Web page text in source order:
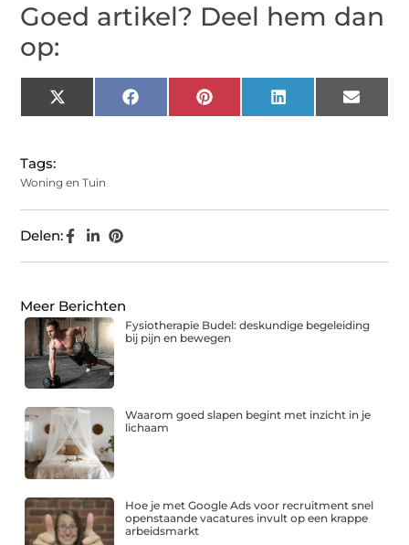
Goed artikel? Deel hem dan
op:
X
(Twitter)
Facebook Pinterest LinkedIn Email
Tags:
Woning en Tuin
Delen:
Meer Berichten
Fysiotherapie Budel: deskundige begeleiding
bij pijn en bewegen
Waarom goed slapen begint met inzicht in je
lichaam
Hoe je met Google Ads voor recruitment snel
openstaande vacatures invult op een krappe
arbeidsmarkt